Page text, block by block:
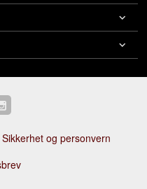
Sikkerhet og personvern